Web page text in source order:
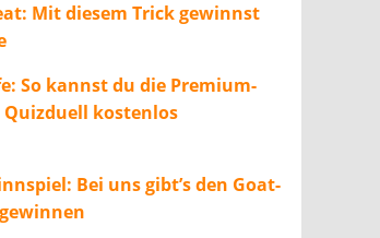
Mit diesem Trick gewinnst
So kannst du die Premium-
kostenlos
Bei uns gibt’s den Goat-